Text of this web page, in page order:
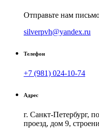
Отправьте нам
silverpvh@yandex.ru
Телефон
+7 (981) 024-10-74
Адрес
г. Санкт-Петербург,
проезд, дом 9,